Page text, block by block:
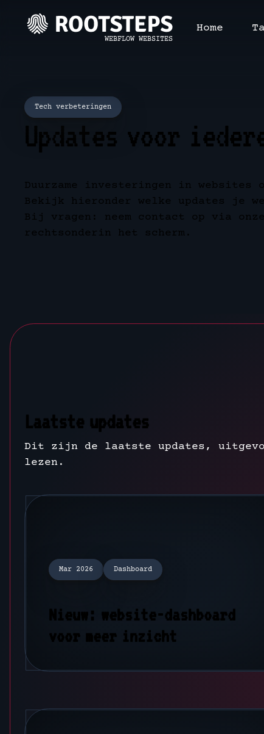
WEBFLOW WEBSITES
Home
Tech verbeteringen
Updates voor
Duurzame investeringen in websites
Bekijk hieronder welke updates je
Bij vragen: neem contact op via
rechtsonderin het scherm.
Laatste updates
Dit zijn de laatste updates,
lezen.
Mar 2026 Dashboard
Nieuw: website-dashboard
voor meer inzicht